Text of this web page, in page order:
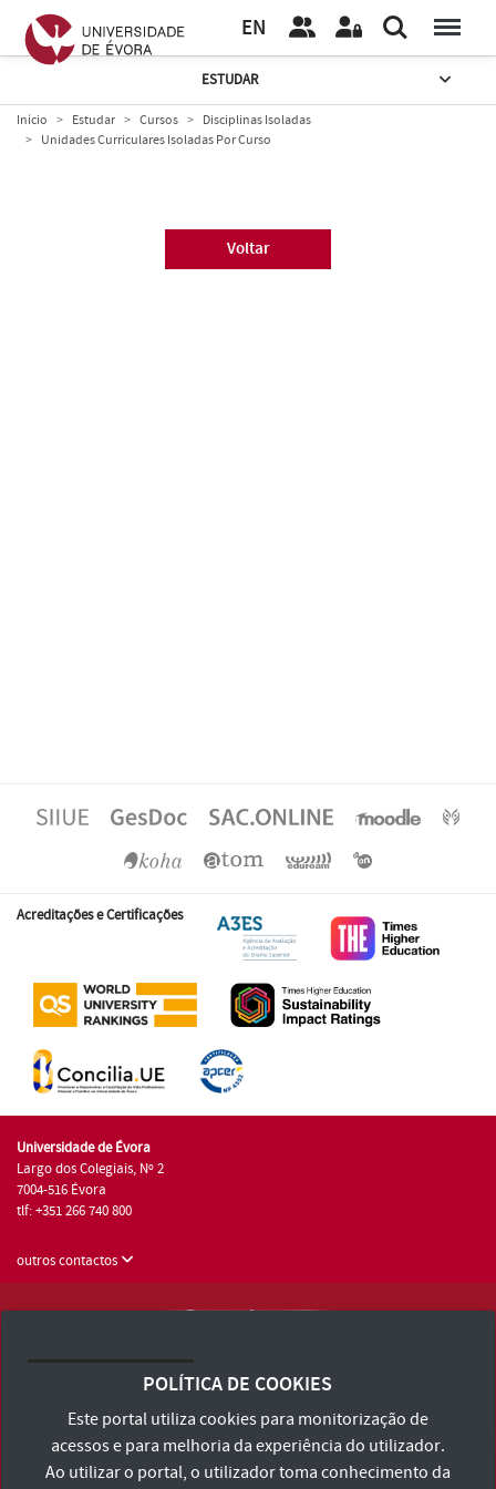
EN
ESTUDAR
Início Estudar Cursos
Disciplinas Isoladas
Unidades Curriculares Isoladas Por Curso
Voltar
Acreditações e Certificações
Universidade de Évora
Largo dos Colegiais, Nº 2
7004-516 Évora
tlf: +351 266 740 800
outros contactos
Consulte os Termos e Condições e Política de Privacidade
Declaração de Acessibilidade
POLÍTICA DE COOKIES
Este portal utiliza cookies para monitorização de
acessos e para melhoria da experiência do utilizador.
Ao utilizar o portal, o utilizador toma conhecimento da